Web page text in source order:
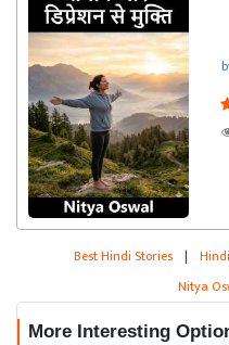
Best Hindi Stories |
Nitya
More Interesting